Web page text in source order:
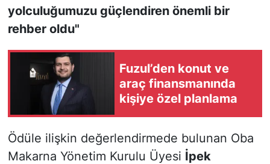
yolculuğumuzu güçlendiren önemli bir
rehber oldu"
Fuzul’den konut ve
araç finansmanında
kişiye özel planlama
Ödüle ilişkin değerlendirmede bulunan Oba
Makarna Yönetim Kurulu Üyesi İpek